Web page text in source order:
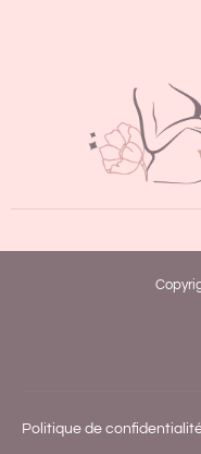
Politique de